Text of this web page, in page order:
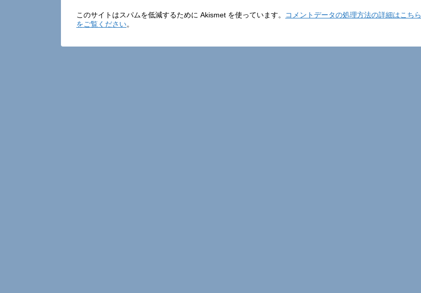
このサイトはスパムを低減するために Akismet を使っています。
コメントデータの処理方法の詳細はこちら
をご覧ください。